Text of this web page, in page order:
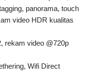
panorama, touch
video HDR kualitas
rekam video @720p
Wifi Direct